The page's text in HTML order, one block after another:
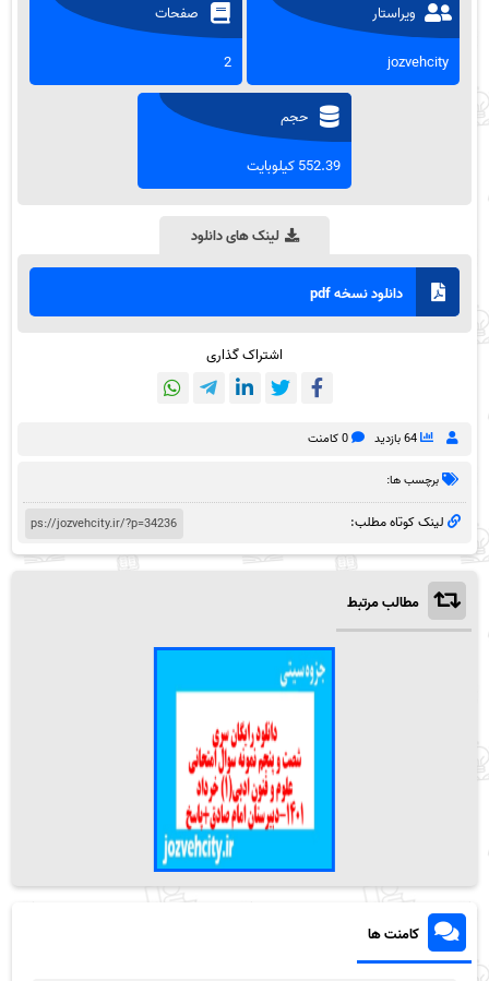
ویراستار
jozvehcity
صفحات
2
حجم
552.39 کیلوبایت
لینک های دانلود
دانلود نسخه pdf
اشتراک گذاری
64 بازدید 0 کامنت
برچسب ها:
لینک کوتاه مطلب:
مطالب مرتبط
کامنت ها